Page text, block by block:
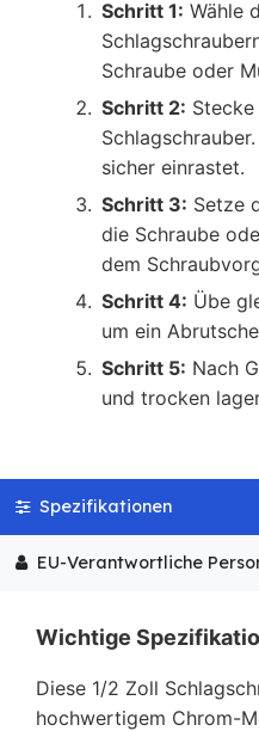
Schritt 1: Wähle
Schraube oder
Schritt 2:
sicher einrastet.
Schritt 3: Setze
die Schraube
dem
Schritt 4: Übe
um ein
Schritt 5: Nach
und trocken
Spezifikationen
EU-Verantwortliche
Wichtige
Diese 1/2 Zoll
hochwertigem Chrom-